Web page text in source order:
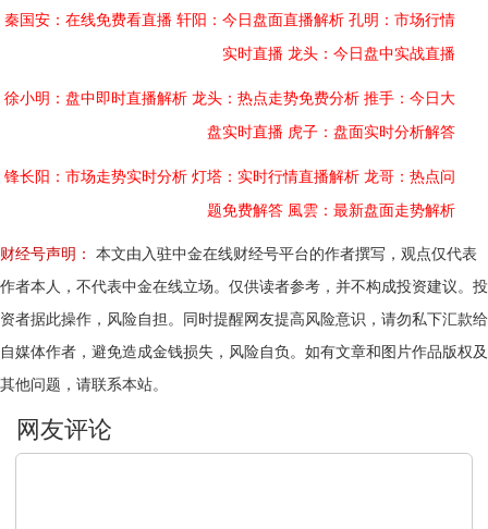
秦国安：在线免费看直播 轩阳：今日盘面直播解析 孔明：市场行情
实时直播 龙头：今日盘中实战直播
徐小明：盘中即时直播解析 龙头：热点走势免费分析 推手：今日大
盘实时直播 虎子：盘面实时分析解答
锋长阳：市场走势实时分析 灯塔：实时行情直播解析 龙哥：热点问
题免费解答 風雲：最新盘面走势解析
财经号声明：
本文由入驻中金在线财经号平台的作者撰写，观点仅代表
作者本人，不代表中金在线立场。仅供读者参考，并不构成投资建议。投
资者据此操作，风险自担。同时提醒网友提高风险意识，请勿私下汇款给
自媒体作者，避免造成金钱损失，风险自负。如有文章和图片作品版权及
其他问题，请联系本站。